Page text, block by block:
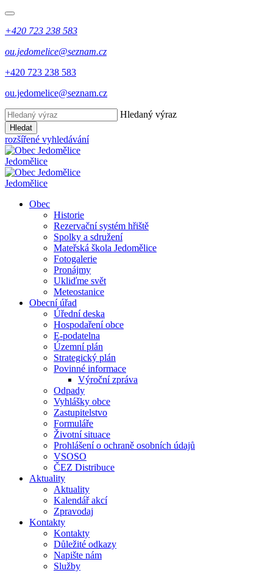
+420 723 238 583
ou.jedomelice@seznam.cz
+420 723 238 583
ou.jedomelice@seznam.cz
Hledaný výraz
Hledat
rozšířené vyhledávání
Jedomělice
Jedomělice
Obec
Historie
Rezervační systém hřiště
Spolky a sdružení
Mateřská škola Jedomělice
Fotogalerie
Pronájmy
Ukliďme svět
Meteostanice
Obecní úřad
Úřední deska
Hospodaření obce
E-podatelna
Územní plán
Strategický plán
Povinné informace
Výroční zpráva
Odpady
Vyhlášky obce
Zastupitelstvo
Formuláře
Životní situace
Prohlášení o ochraně osobních údajů
VSOSO
ČEZ Distribuce
Aktuality
Aktuality
Kalendář akcí
Zpravodaj
Kontakty
Kontakty
Důležité odkazy
Napište nám
Služby